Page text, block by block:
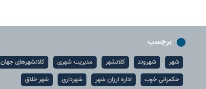
برچسب
شهر شهروند کلانشهر مدیریت شهری کلانشهرهای جهان
حکمرانی خوب
اداره ارزان شهر شهرداری شهر خلاق